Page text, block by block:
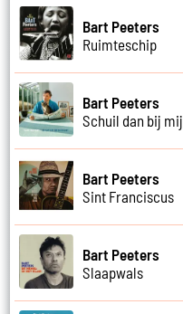
Bart Peeters
Ruimteschip
Bart Peeters
Schuil dan bij mij
Bart Peeters
Sint Franciscus
Bart Peeters
Slaapwals